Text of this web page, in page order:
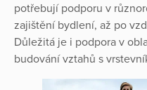
potřebují podporu v
zajištění bydlení, až po
Důležitá je i podpora v
budování vztahů s